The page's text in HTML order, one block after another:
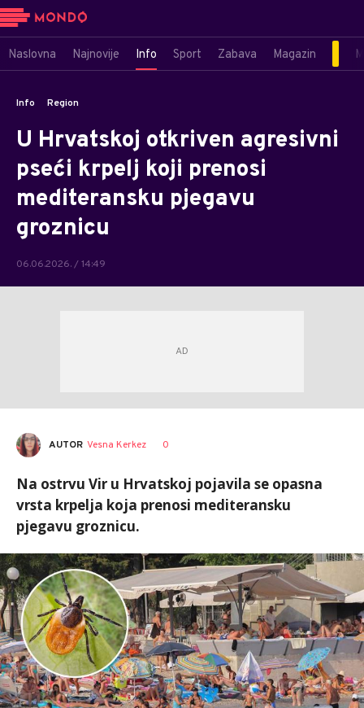
Naslovna Najnovije Info Sport Zabava Magazin
Info Region
U Hrvatskoj otkriven agresivni
pseći krpelj koji prenosi
mediteransku pjegavu
groznicu
06.06.2026. / 14:49
AUTOR Vesna Kerkez 0
Na ostrvu Vir u Hrvatskoj pojavila se opasna
vrsta krpelja koja prenosi mediteransku
pjegavu groznicu.